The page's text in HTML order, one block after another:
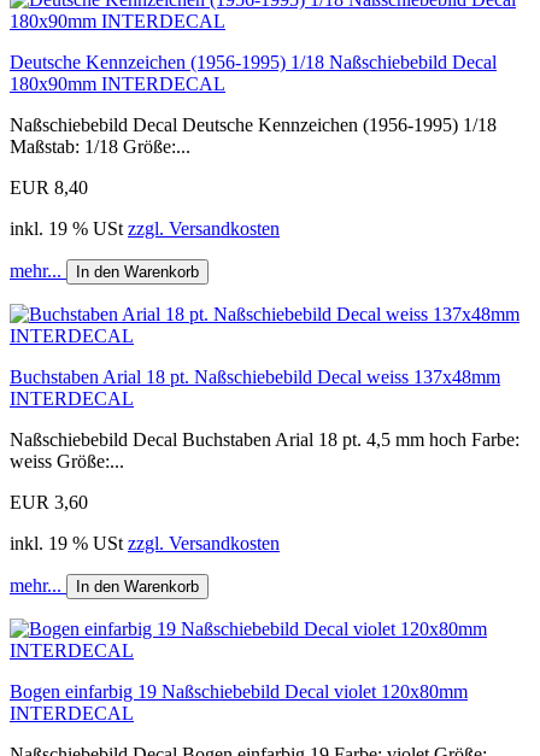
Deutsche Kennzeichen (1956-1995) 1/18 Naßschiebebild Decal
180x90mm INTERDECAL
Naßschiebebild Decal Deutsche Kennzeichen (1956-1995) 1/18
Maßstab: 1/18 Größe:...
EUR 8,40
inkl. 19 % USt zzgl. Versandkosten
mehr... In den Warenkorb
Buchstaben Arial 18 pt. Naßschiebebild Decal weiss 137x48mm
INTERDECAL
Naßschiebebild Decal Buchstaben Arial 18 pt. 4,5 mm hoch Farbe:
weiss Größe:...
EUR 3,60
inkl. 19 % USt zzgl. Versandkosten
mehr... In den Warenkorb
Bogen einfarbig 19 Naßschiebebild Decal violet 120x80mm
INTERDECAL